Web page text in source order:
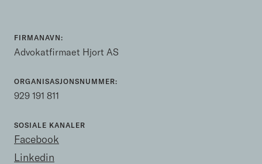
FIRMANAVN:
Advokatfirmaet Hjort AS
ORGANISASJONSNUMMER:
929 191 811
SOSIALE KANALER
Facebook
Linkedin